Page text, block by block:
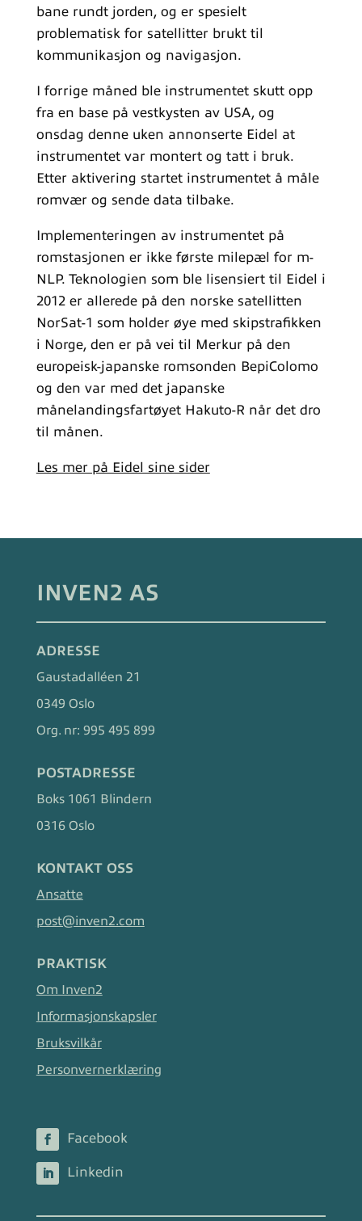
bane rundt jorden, og er spesielt
problematisk for satellitter brukt til
kommunikasjon og navigasjon.
I forrige måned ble instrumentet skutt opp
fra en base på vestkysten av USA, og
onsdag denne uken annonserte Eidel at
instrumentet var montert og tatt i bruk.
Etter aktivering startet instrumentet å måle
romvær og sende data tilbake.
Implementeringen av instrumentet på
romstasjonen er ikke første milepæl for m-
NLP. Teknologien som ble lisensiert til Eidel i
2012 er allerede på den norske satellitten
NorSat-1 som holder øye med skipstrafikken
i Norge, den er på vei til Merkur på den
europeisk-japanske romsonden BepiColomo
og den var med det japanske
månelandingsfartøyet Hakuto-R når det dro
til månen.
Les mer på Eidel sine sider
INVEN2 AS
ADRESSE
Gaustadalléen 21
0349 Oslo
Org. nr: 995 495 899
POSTADRESSE
Boks 1061 Blindern
0316 Oslo
KONTAKT OSS
Ansatte
post@inven2.com
PRAKTISK
Om Inven2
Informasjonskapsler
Bruksvilkår
Personvernerklæring